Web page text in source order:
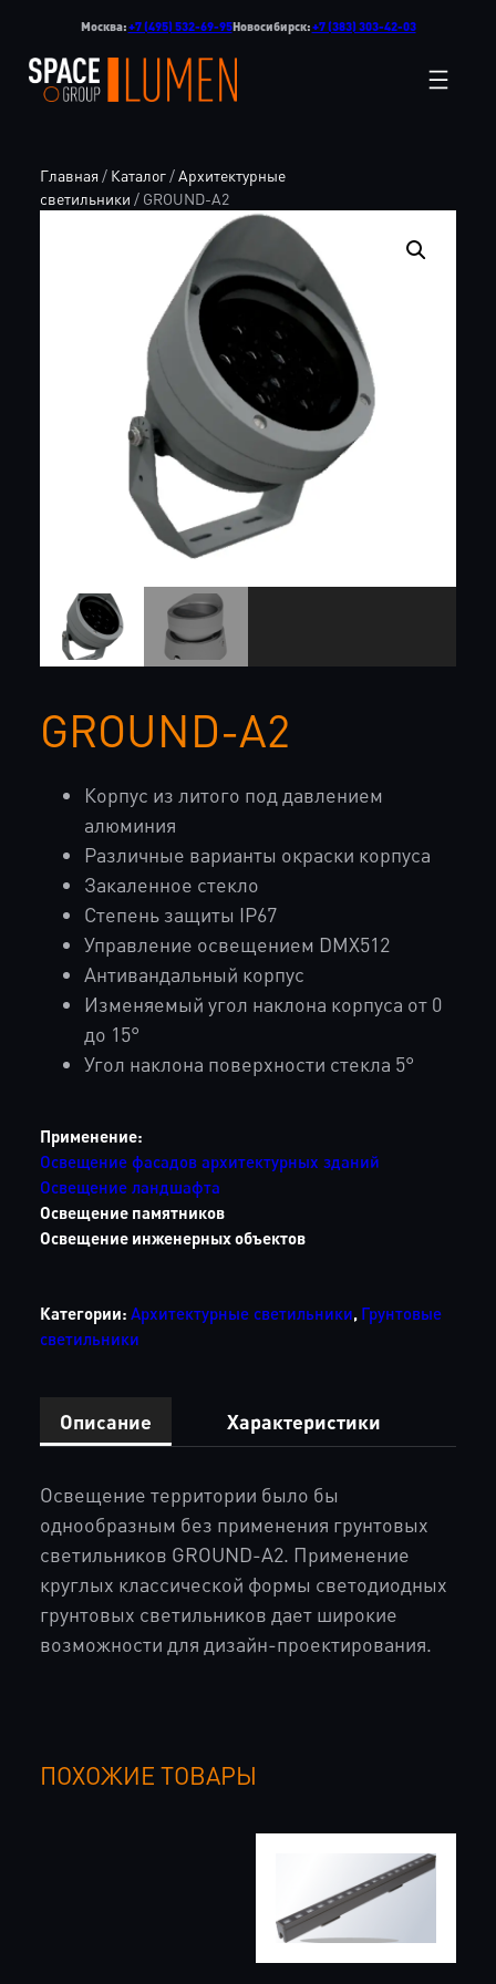
Перейти
содержимому
Москва:+7 (495) 532-69-95Новосибирск:+7 (383) 303-42-03
Главная / Каталог/Архитектурные
светильники / GROUND-A2
GROUND-A2
Корпус из литого под давлением
алюминия
Различные варианты окраски корпуса
Закаленное стекло
Степень защиты IP67
Управление освещением DMX512
Антивандальный корпус
Изменяемый угол наклона корпуса от 0
до 15°
Угол наклона поверхности стекла 5°
Применение:
Освещение фасадов архитектурных зданий
Освещение ландшафта
Освещение памятников
Освещение инженерных объектов
Категории: Архитектурные светильники, Грунтовые
светильники
Описание Характеристики
Освещение территории было бы
однообразным без применения грунтовых
светильников GROUND-A2. Применение
круглых классической формы светодиодных
грунтовых светильников дает широкие
возможности для дизайн-проектирования.
ПОХОЖИЕ ТОВАРЫ